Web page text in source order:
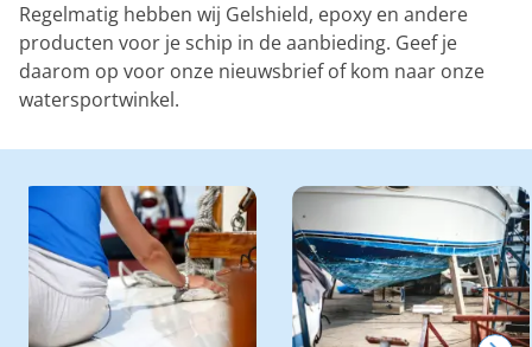
Regelmatig hebben wij Gelshield, epoxy en andere
producten voor je schip in de aanbieding. Geef je
daarom op voor onze nieuwsbrief of kom naar onze
watersportwinkel.